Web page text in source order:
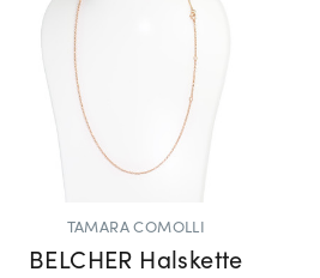
TAMARA COMOLLI
BELCHER Halskette